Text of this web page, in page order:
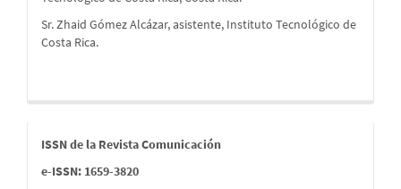
Sr. Zhaid Gómez Alcázar, asistente, Instituto Tecnológico de
Costa Rica.
issn
ISSN de la Revista Comunicación
e-ISSN: 1659-3820